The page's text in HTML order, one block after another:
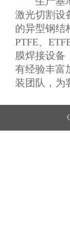
激光切割设
的异型钢结
PTFE、
膜焊接设备
有经验丰富
装团队，为